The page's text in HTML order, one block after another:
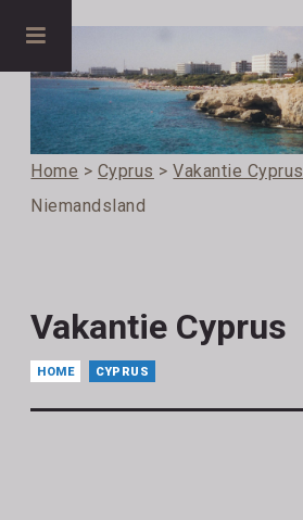
Home > Cyprus >Vakantie Cyprus
Niemandsland
Vakantie Cyprus
HOME CYPRUS